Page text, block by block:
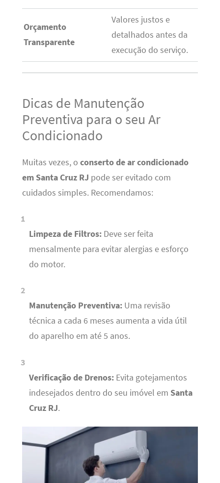
Orçamento
Transparente
Valores justos e
detalhados antes da
execução do serviço.
Dicas de Manutenção
Preventiva para o seu Ar
Condicionado
Muitas vezes, o conserto de ar condicionado
em Santa Cruz RJ pode ser evitado com
cuidados simples. Recomendamos:
Limpeza de Filtros:Deve ser feita
mensalmente para evitar alergias e esforço
do motor.
Manutenção Preventiva:Uma revisão
técnica a cada 6 meses aumenta a vida útil
do aparelho em até 5 anos.
Verificação de Drenos:Evita gotejamentos
indesejados dentro do seu imóvel em Santa
Cruz RJ.